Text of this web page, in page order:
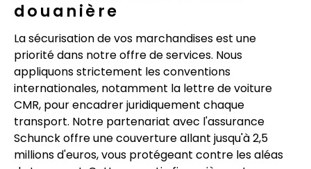
douanière
La sécurisation de vos marchandises est une
priorité dans notre offre de services. Nous
appliquons strictement les conventions
internationales, notamment la lettre de voiture
CMR, pour encadrer juridiquement chaque
transport. Notre partenariat avec l'assurance
Schunck offre une couverture allant jusqu'à 2,5
millions d'euros, vous protégeant contre les aléas